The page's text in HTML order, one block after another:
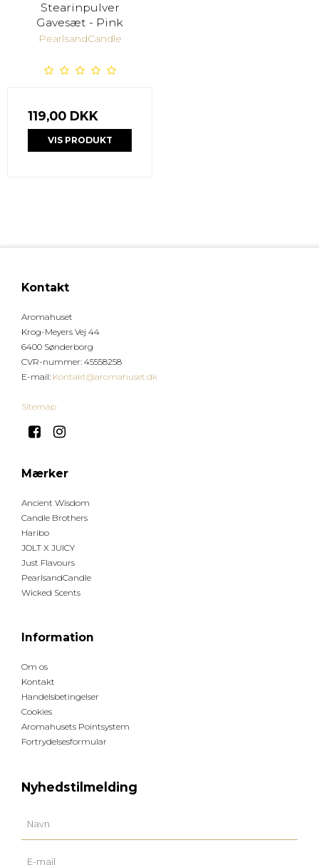
Stearinpulver
Gavesæt - Pink
PearlsandCandle
119,00 DKK
VIS PRODUKT
Kontakt
Aromahuset
Krog-Meyers Vej 44
6400 Sønderborg
CVR-nummer: 45558258
E-mail: Kontakt@aromahuset.dk
Sitemap
Mærker
Ancient Wisdom
Candle Brothers
Haribo
JOLT X JUICY
Just Flavours
PearlsandCandle
Wicked Scents
Information
Om os
Kontakt
Handelsbetingelser
Cookies
Aromahusets Pointsystem
Fortrydelsesformular
Nyhedstilmelding